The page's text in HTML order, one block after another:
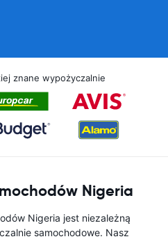
znane wypożyczalnie
Nigeria
Nigeria jest niezależną
samochodowe. Nasz